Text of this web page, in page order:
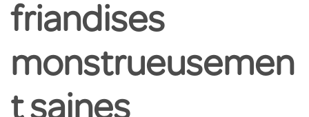
friandises
monstrueusemen